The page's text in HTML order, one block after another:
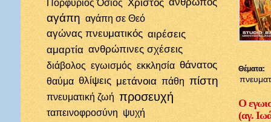
Πορφύριος Όσιος
αγάπη αγάπη σε Θεό
αγώνας πνευματικός αιρέσεις
αμαρτία ανθρώπινες σχέσεις
διάβολος εγωισμός εκκλησία θάνατος
θαύμα θλίψεις μετάνοια πάθη πίστη
πνευματική ζωή προσευχή
ταπεινοφροσύνη ψυχή
Θέματα:
Ο
(αγ.